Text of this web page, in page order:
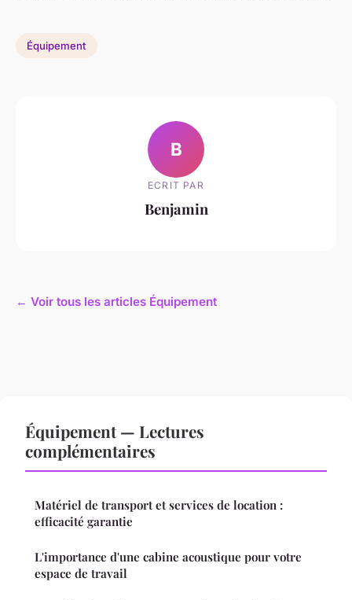
Équipement
B
ECRIT PAR
Benjamin
← Voir tous les articles Équipement
Équipement — Lectures
complémentaires
Matériel de transport et services de location :
efficacité garantie
L'importance d'une cabine acoustique pour votre
espace de travail